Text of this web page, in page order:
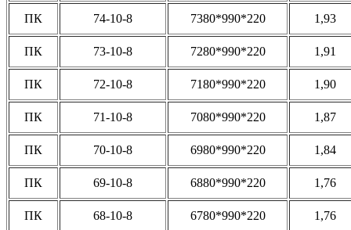
ПК 74-10-8 7380*990*220 1,93
ПК 73-10-8 7280*990*220 1,91
ПК 72-10-8 7180*990*220 1,90
ПК 71-10-8 7080*990*220 1,87
ПК 70-10-8 6980*990*220 1,84
ПК 69-10-8 6880*990*220 1,76
ПК 68-10-8 6780*990*220 1,76